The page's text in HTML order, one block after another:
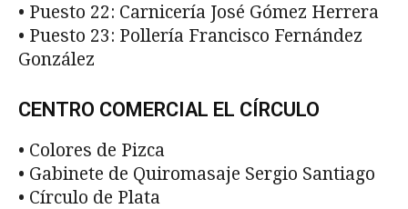
• Puesto 22: Carnicería José Gómez Herrera
• Puesto 23: Pollería Francisco Fernández
González
CENTRO COMERCIAL EL CÍRCULO
• Colores de Pizca
• Gabinete de Quiromasaje Sergio Santiago
• Círculo de Plata